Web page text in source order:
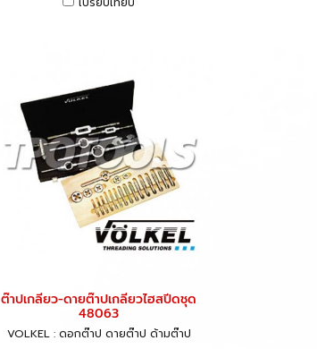
ต๊าปเกลียว-ดายต๊าปเกลียวไฮสปีดชุด
48063
VOLKEL : ดอกต๊าป ดายต๊าป ด้ามต๊าป